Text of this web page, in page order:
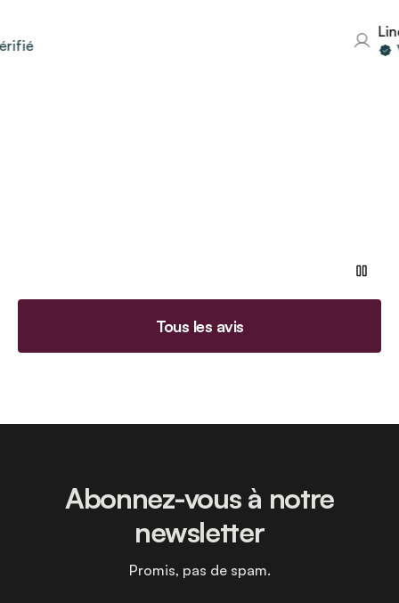
Linda
Tous les avis
Abonnez-vous à notre
newsletter
Promis, pas de spam.